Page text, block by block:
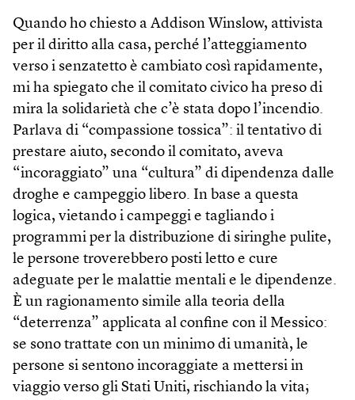
Quando ho chiesto a Addison Wins­low, attivista
per il diritto alla casa, perché l’atteggiamento
verso i senzatetto è cambiato così rapidamente,
mi ha spiegato che il comitato civico ha preso di
mira la solidarietà che c’è stata dopo l’incendio.
Parlava di “compassione tossica”: il tentativo di
prestare aiuto, secondo il comitato, aveva
“incoraggiato” una “cultura” di dipendenza dalle
droghe e campeggio libero. In base a questa
logica, vietando i campeggi e tagliando i
programmi per la distribuzione di siringhe pulite,
le persone troverebbero posti letto e cure
adeguate per le malattie mentali e le dipendenze.
È un ragionamento simile alla teoria della
“deterrenza” applicata al confine con il Messico:
se sono trattate con un minimo di umanità, le
persone si sentono incoraggiate a mettersi in
viaggio verso gli Stati Uniti, rischiando la vita;